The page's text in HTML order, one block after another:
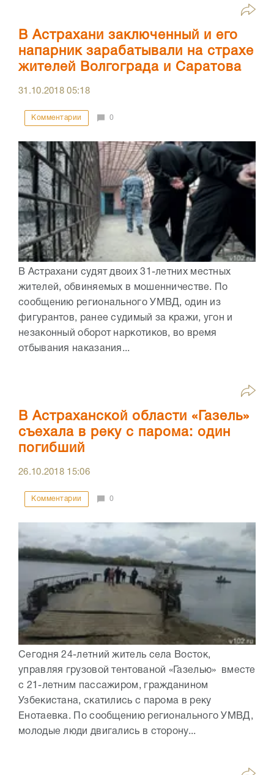
В Астрахани заключенный и его
напарник зарабатывали на страхе
жителей Волгограда и Саратова
31.10.201805:18
Комментарии 0
В Астрахани судят двоих 31-летних местных
жителей, обвиняемых в мошенничестве. По
сообщению регионального УМВД, один из
фигурантов, ранее судимый за кражи, угон и
незаконный оборот наркотиков, во время
отбывания наказания...
В Астраханской области «Газель»
съехала в реку с парома: один
погибший
26.10.2018 15:06
Комментарии 0
Сегодня 24-летний житель села Восток,
управляя грузовой тентованой «Газелью» вместе
с 21-летним пассажиром, гражданином
Узбекистана, скатились с парома в реку
Енотаевка. По сообщению регионального УМВД,
молодые люди двигались в сторону...